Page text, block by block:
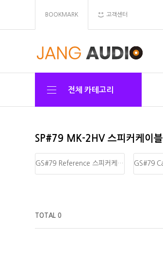
BOOKMARK 고객센터
전체 카테고리
SP#79 MK-2HV 스피커케이블
GS#79 Reference 스피커케이블
TOTAL 0